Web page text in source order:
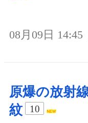
08月09日 14:45
原爆の放射
紋
10